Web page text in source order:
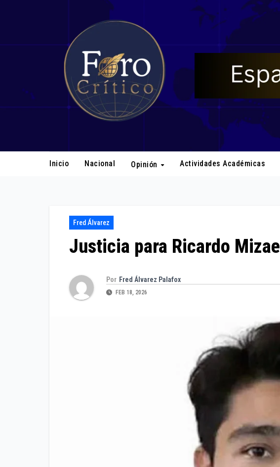
Inicio Nacional Opinión Actividades Académicas
Fred Álvarez
Justicia para Ricardo Mizael
Por Fred Álvarez Palafox
FEB 18, 2026